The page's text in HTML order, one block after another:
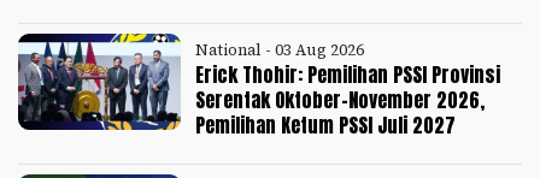
National - 03 Aug 2026
Erick Thohir: Pemilihan PSSI Provinsi
Serentak Oktober-November 2026,
Pemilihan Ketum PSSI Juli 2027